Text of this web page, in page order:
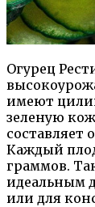
Огурец
имеют
зеленую
составляет
Каждый
граммов.
идеальным
или для